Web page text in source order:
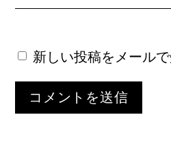
新しい投稿をメール